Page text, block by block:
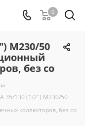
0
M230/50
без со
-
35/130 (1/2") M230/50
коллекторов, без со